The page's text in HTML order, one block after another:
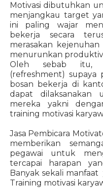
Motivasi dibutuhkan
menjangkau target
ini paling wajar
bekerja secara
merasakan
menurunkan
Oleh sebab itu,
(refreshment) supaya
bosan bekerja di
dapat dilaksanakan
mereka yakni
training motivasi
Jasa Pembicara
memberikan
pegawai untuk
tercapai harapan
Banyak sekali
Training motivasi